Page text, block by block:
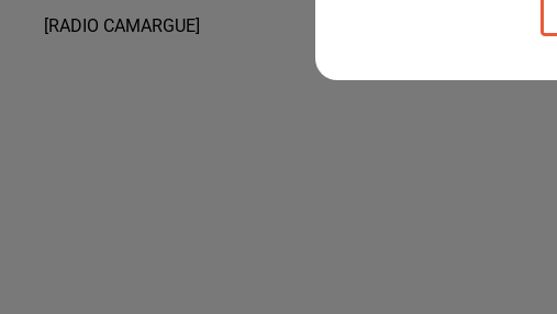
[RADIO CAMARGUE]